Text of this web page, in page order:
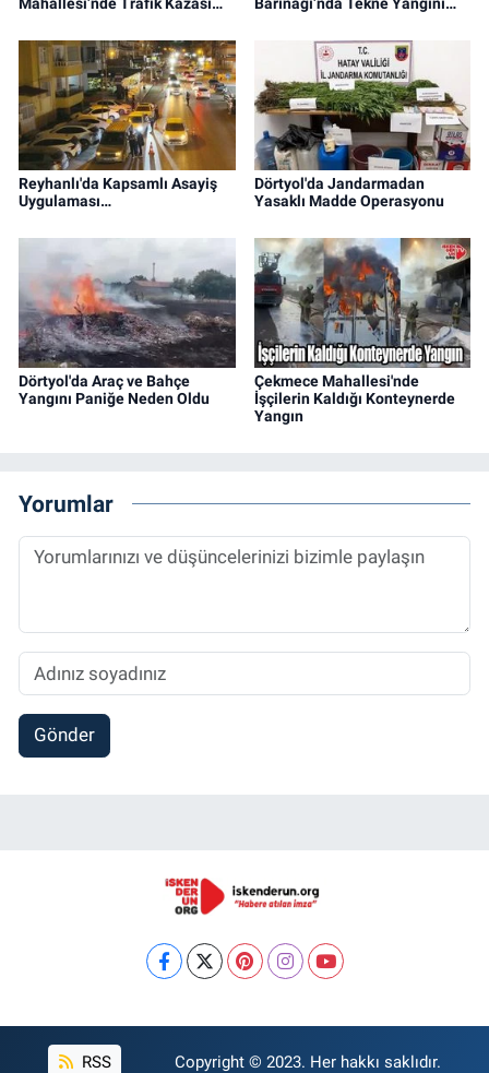
Mahallesi’nde Trafik Kazası…
Barınağı’nda Tekne Yangını…
Reyhanlı'da Kapsamlı Asayiş
Uygulaması…
Dörtyol'da Jandarmadan
Yasaklı Madde Operasyonu
Dörtyol'da Araç ve Bahçe
Yangını Paniğe Neden Oldu
Çekmece Mahallesi'nde
İşçilerin Kaldığı Konteynerde
Yangın
Yorumlar
Gönder
RSS Copyright © 2023. Her hakkı saklıdır.